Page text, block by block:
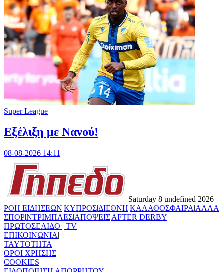
Super League
Εξέλιξη με Νανού!
08-08-2026 14:11
Saturday 8 undefined 2026
ΡΟΗ ΕΙΔΗΣΕΩΝ|ΚΥΠΡΟΣ|ΔΙΕΘΝΗ|ΚΑΛΑΘΟΣΦΑΙΡΑ|ΑΛΛΑ
ΣΠΟΡ|ΝΤΡΙΜΠΛΕΣ|ΑΠΟΨΕΙΣ|AFTER DERBY|
ΠΡΩΤΟΣΕΛΙΔΟ | TV
ΕΠΙΚΟΙΝΩΝΙΑ|
TAYTOTHTA|
ΟΡΟΙ ΧΡΗΣΗΣ|
COOKIES|